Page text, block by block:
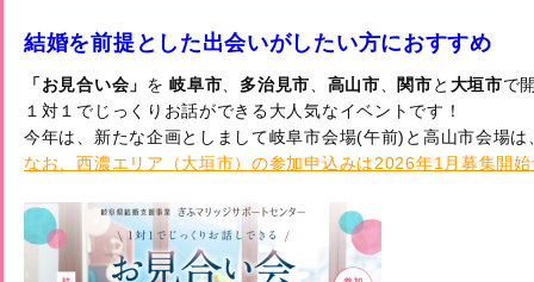
結婚を前提とした出会いがしたい方におすすめ
「お見合い会」 を 岐阜市 多治見市 高山市 関市と 大垣市で
１対１でじっくりお話ができる大人気なイベントです！
なお、西濃エリア（大垣市）の参加申込みは2026年1月募集開